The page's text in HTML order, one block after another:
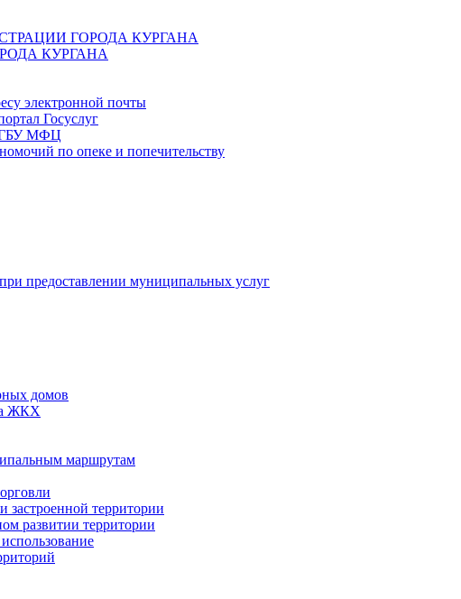
ГОРОДА КУРГАНА
КУРГАНА
электронной почты
Госуслуг
ГБУ МФЦ
по опеке и попечительству
предоставлении муниципальных услуг
домов
ЖКХ
маршрутам
застроенной территории
развитии территории